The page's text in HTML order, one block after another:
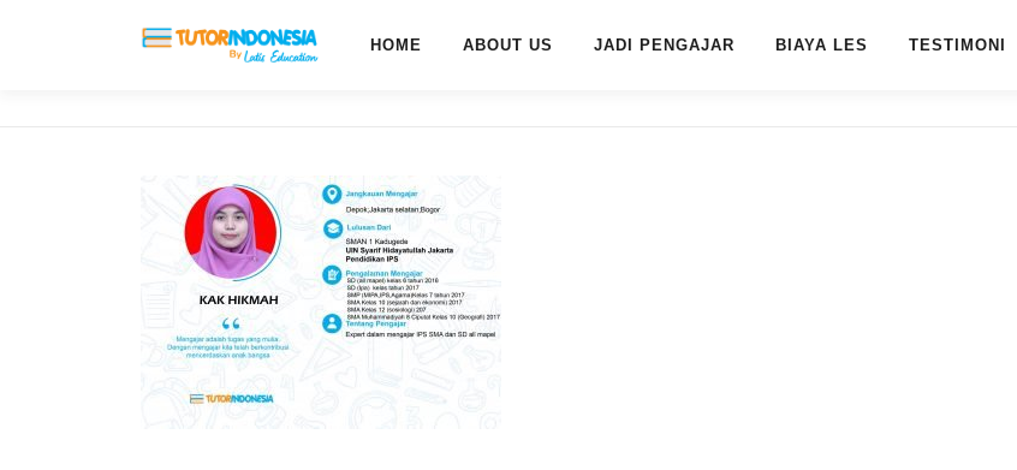
HOME ABOUT US JADI PENGAJAR BIAYA LES TESTIMONI